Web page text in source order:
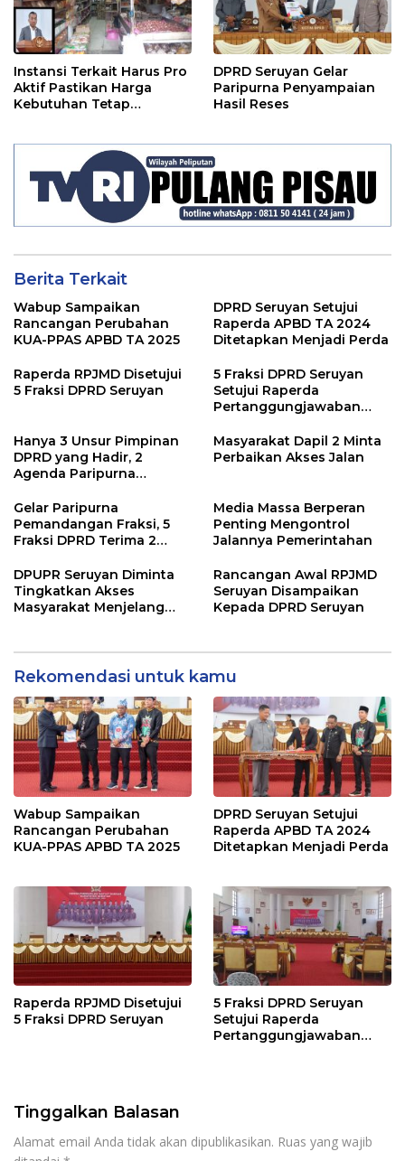
Instansi Terkait Harus Pro
Aktif Pastikan Harga
Kebutuhan Tetap
DPRD Seruyan Gelar
Paripurna Penyampaian
Hasil Reses
Berita Terkait
Wabup Sampaikan
Rancangan Perubahan
KUA-PPAS APBD TA 2025
DPRD Seruyan Setujui
Raperda APBD TA 2024
Ditetapkan Menjadi Perda
Raperda RPJMD Disetujui
5 Fraksi DPRD Seruyan
5 Fraksi DPRD Seruyan
Setujui Raperda
Pertanggungjawaban
2024
Hanya 3 Unsur Pimpinan
DPRD yang Hadir, 2
Agenda Paripurna
Masyarakat Dapil 2 Minta
Perbaikan Akses Jalan
Gelar Paripurna
Pemandangan Fraksi, 5
Fraksi DPRD Terima 2
Media Massa Berperan
Penting Mengontrol
Jalannya Pemerintahan
DPUPR Seruyan Diminta
Tingkatkan Akses
Masyarakat Menjelang
Rancangan Awal RPJMD
Seruyan Disampaikan
Kepada DPRD Seruyan
Rekomendasi untuk kamu
Wabup Sampaikan
Rancangan Perubahan
KUA-PPAS APBD TA 2025
DPRD Seruyan Setujui
Raperda APBD TA 2024
Ditetapkan Menjadi Perda
Raperda RPJMD Disetujui
5 Fraksi DPRD Seruyan
5 Fraksi DPRD Seruyan
Setujui Raperda
Pertanggungjawaban
Tinggalkan Balasan
Alamat email Anda tidak akan dipublikasikan. Ruas yang wajib